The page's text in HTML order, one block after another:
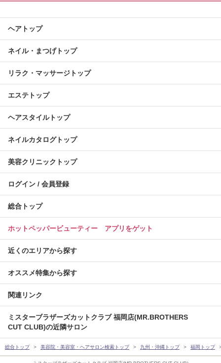
ヘアトップ
ネイル・まつげトップ
リラク・マッサージトップ
エステトップ
ヘアスタイルトップ
ネイルカタログトップ
美容クリニックトップ
ログイン / 会員登録
総合トップ
ホットペッパービューティー アプリをゲット
近くのエリアから探す
オススメ特集から探す
関連リンク
ミスターブラザーズカットクラブ 福岡店(MR.BROTHERS
CUT CLUB)の近隣サロン
総合トップ 美容院・美容室・ヘアサロン検索トップ 九州・沖縄トップ 福岡トップ